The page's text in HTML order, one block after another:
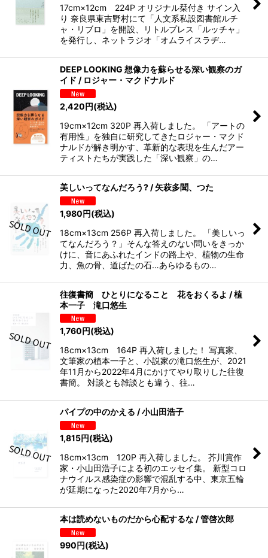
17cm×12cm 224P オリジナル栞付き サイン入
り 奈良県東吉野村にて「人文系私設図書館ルチ
ャ・リブロ」を開設、リトルプレス「ルッチャ」
を発行し、ネットラジオ「オムライスラヂ…
DEEP LOOKING 想像力を蘇らせる深い観察のガ
イド / ロジャー・マクドナルド
2,420円(税込)
19cm×12cm 320P 再入荷しました。 「アートの
有用性」を独自に研究してきたロジャー・マクド
ナルドが解き明かす、革新的な表現を生んだアー
ティストたちが実践した「深い観察」の…
美しいってなんだろう? / 矢萩多聞、つた
1,980円(税込)
18cm×13cm 256P 再入荷しました。 「美しいっ
てなんだろう？」そんな答えのない問いをきっか
けに、音にあふれたインドの路上や、植物の生命
力、魚の骨、道ばたの石…あらゆるもの…
往復書簡 ひとりになること 花をおくるよ / 植
本一子 滝口悠生
1,760円(税込)
18cm×13cm 164P 再入荷しました！ 写真家、
文筆家の植本一子と、小説家の滝口悠生が、2021
年11月から2022年4月にかけてやり取りした往復
書簡。 対談とも雑談とも違う、往…
パイプの中のかえる / 小山田浩子
1,815円(税込)
18cm×13cm 120P 再入荷しました。 芥川賞作
家・小山田浩子による初のエッセイ集。 新型コロ
ナウイルス感染症の影響で混乱する中、東京五輪
が延期になった2020年7月から…
本は読めないものだから心配するな / 管啓次郎
990円(税込)